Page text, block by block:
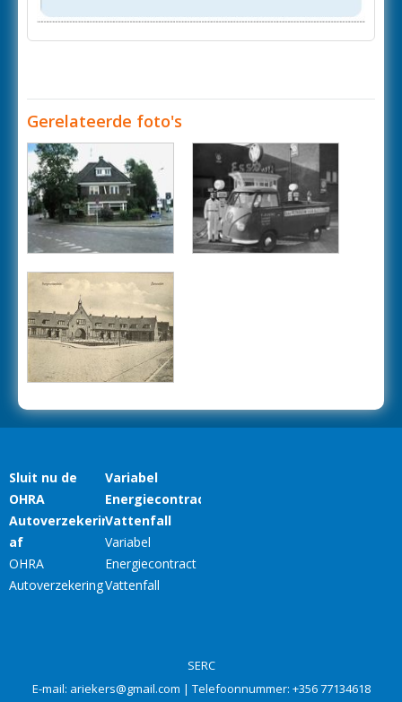
Gerelateerde foto's
SERC
E-mail: ariekers@gmail.com | Telefoonnummer: +356 77134618